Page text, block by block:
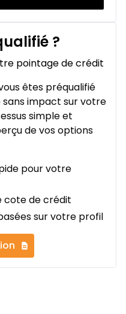
?
pointage de crédit
êtes préqualifié
impact sur votre
simple et
de vos options
pour votre
cote de crédit
sur votre profil